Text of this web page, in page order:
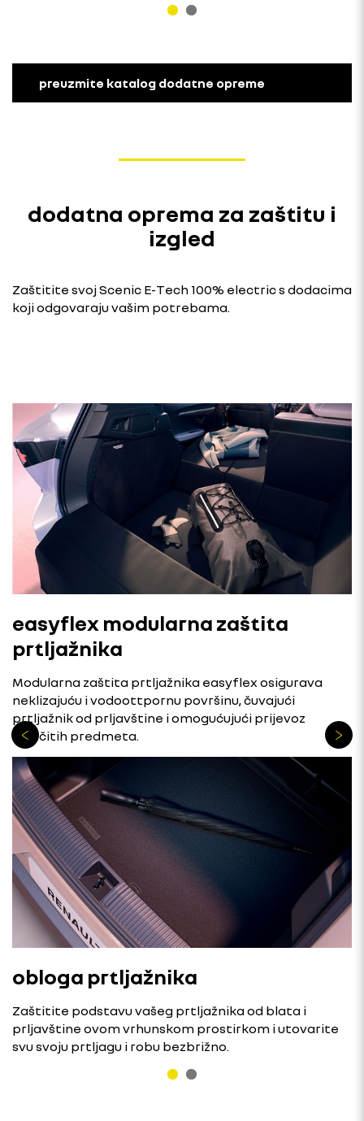
preuzmite katalog dodatne opreme
dodatna oprema za zaštitu i
izgled
Zaštitite svoj Scenic E-Tech 100% electric s dodacima
koji odgovaraju vašim potrebama.
easyflex modularna zaštita
prtljažnika
Modularna zaštita prtljažnika easyflex osigurava
neklizajuću i vodoottpornu površinu, čuvajući
prtljažnik od prljavštine i omogućujući prijevoz
različitih predmeta.
obloga prtljažnika
Zaštitite podstavu vašeg prtljažnika od blata i
prljavštine ovom vrhunskom prostirkom i utovarite
svu svoju prtljagu i robu bezbrižno.